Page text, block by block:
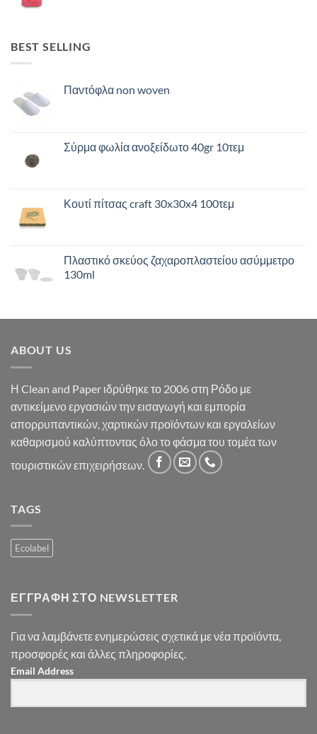
BEST SELLING
Παντόφλα non woven
Σύρμα φωλία ανοξείδωτο 40gr 10τεμ
Κουτί πίτσας craft 30x30x4 100τεμ
Πλαστικό σκεύος ζαχαροπλαστείου ασύμμετρο
130ml
ABOUT US
Η Clean and Paper ιδρύθηκε το 2006 στη Ρόδο με
αντικείμενο εργασιών την εισαγωγή και εμπορία
απορρυπαντικών, χαρτικών προϊόντων και εργαλείων
καθαρισμού καλύπτοντας όλο το φάσμα του τομέα των
τουριστικών επιχειρήσεων.
TAGS
Ecolabel
ΕΓΓΡΑΦΉ ΣΤΟ NEWSLETTER
Για να λαμβάνετε ενημερώσεις σχετικά με νέα προϊόντα,
προσφορές και άλλες πληροφορίες.
Email Address